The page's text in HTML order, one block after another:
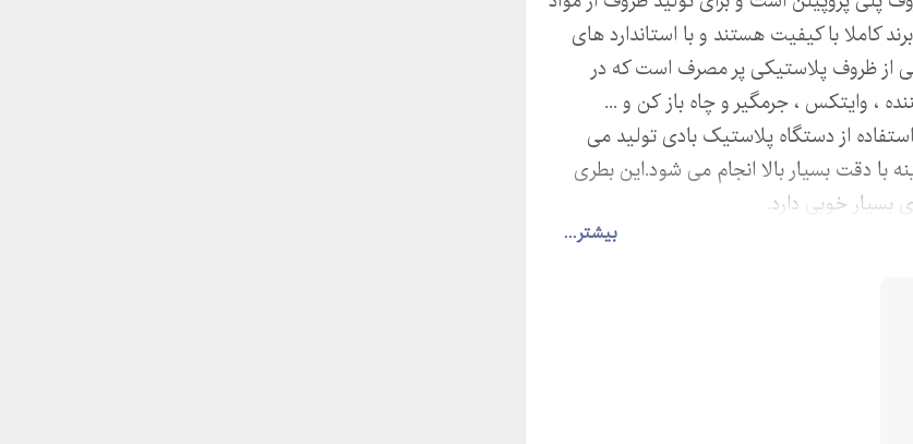
بیشتر...
کاملا با کیفیت هستند و با استاندارد های
از ظروف پلاستیکی پر مصرف است که در
، وایتکس ، جرمگیر و چاه باز کن و ...
از دستگاه پلاستیک بادی تولید می
با دقت بسیار بالا انجام می شود.این بطری
خوبی دارد.